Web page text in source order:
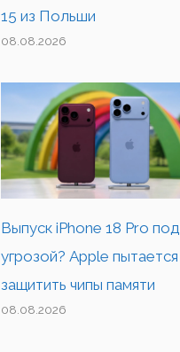
15 из Польши
08.08.2026
Выпуск iPhone 18 Pro под
угрозой? Apple пытается
защитить чипы памяти
08.08.2026